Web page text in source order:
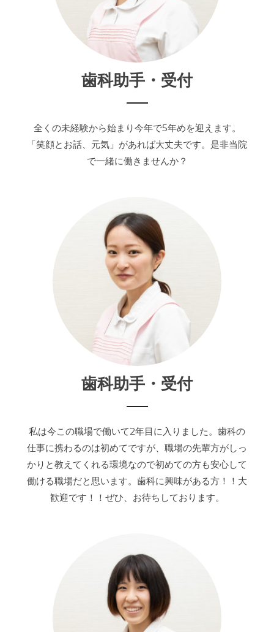
歯科助手・受付
全くの未経験から始まり今年で5年めを迎えます。
「笑顔とお話、元気」があれば大丈夫です。是非当院
で一緒に働きませんか？
歯科助手・受付
私は今この職場で働いて2年目に入りました。歯科の
仕事に携わるのは初めてですが、職場の先輩方がしっ
かりと教えてくれる環境なので初めての方も安心して
働ける職場だと思います。歯科に興味がある方！！大
歓迎です！！ぜひ、お待ちしております。